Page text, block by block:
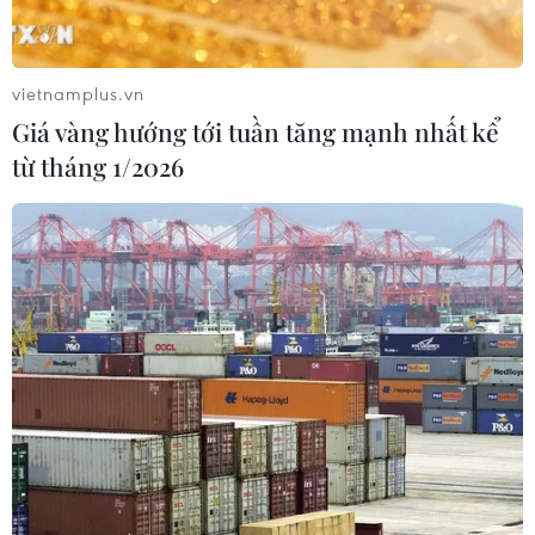
gần dân
04/08/2026 04:55
Bộ Y tế đề xuất 8 nhóm chính sách
trong sửa đổi Luật hiến, ghép mô,
tạng
03/08/2026 14:44
Quảng Ninh chấm dứt cơ sở giết mổ
động vật không đủ điều kiện trước
31/10
03/08/2026 11:31
Bệnh viện hạng đặc biệt cơ sở Ninh
vietnamplus.vn
Giá vàng hướng tới tuần tăng mạnh nhất kể
từ tháng 1/2026